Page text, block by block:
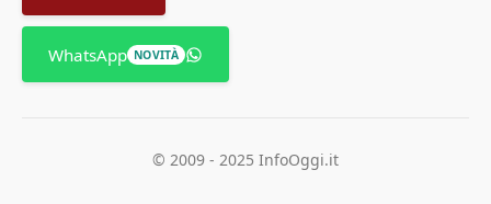
WhatsApp NOVITÀ
© 2009 - 2025 InfoOggi.it